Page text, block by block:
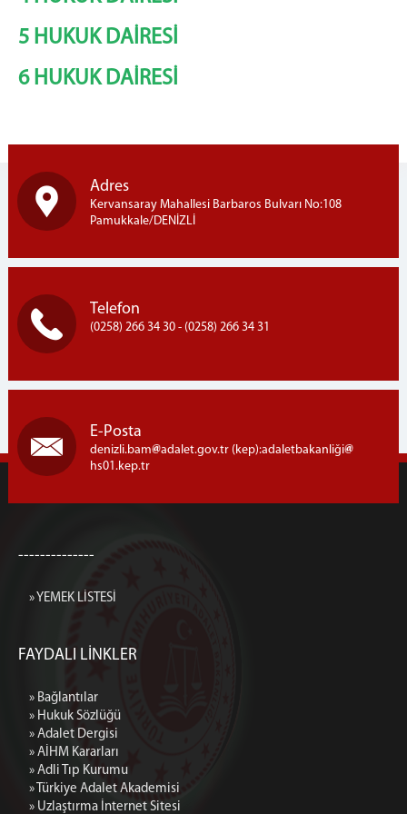
İş Bölümü
5 HUKUK DAİRESİ
6 HUKUK DAİRESİ
Adres
Kervansaray Mahallesi Barbaros Bulvarı No:108
Pamukkale/DENİZLİ
Telefon
(0258) 266 34 30 - (0258) 266 34 31
E-Posta
denizli.bam
adalet.gov.tr (kep):adaletbakanliği
hs01.kep.tr
--------------
» YEMEK LİSTESİ
FAYDALI LİNKLER
» Bağlantılar
» Hukuk Sözlüğü
» Adalet Dergisi
» AİHM Kararları
» Adli Tıp Kurumu
» Türkiye Adalet Akademisi
» Uzlaştırma İnternet Sitesi